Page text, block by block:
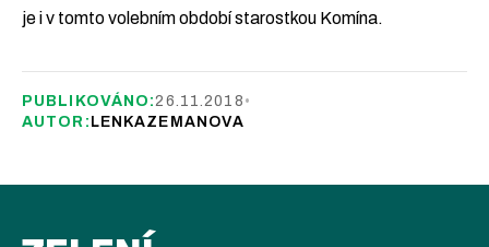
je i v tomto volebním období starostkou Komína.
PUBLIKOVÁNO:26.11.2018 •
AUTOR: LENKAZEMANOVA